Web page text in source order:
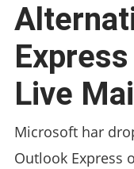
Live Mail
Microsoft har
Outlook Express